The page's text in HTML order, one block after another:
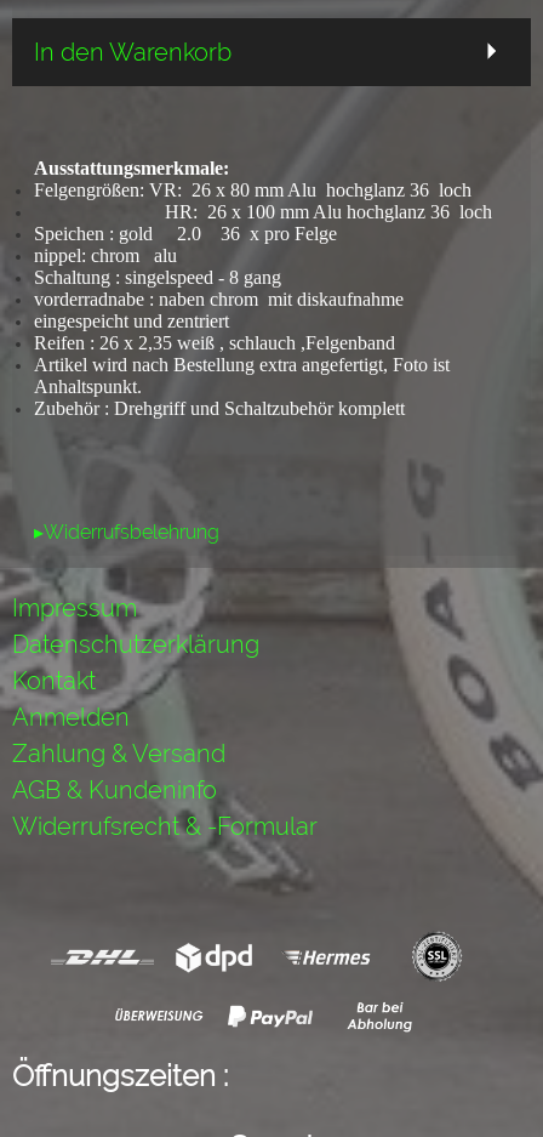
In den Warenkorb
Ausstattungsmerkmale:
Felgengrößen: VR: 26 x 80 mm Alu hochglanz 36 loch
HR: 26 x 100 mm Alu hochglanz 36 loch
Speichen : gold 2.0 36 x pro Felge
nippel: chrom alu
Schaltung : singelspeed - 8 gang
vorderradnabe : naben chrom mit diskaufnahme
eingespeicht und zentriert
Reifen : 26 x 2,35 weiß , schlauch ,Felgenband
Artikel wird nach Bestellung extra angefertigt, Foto ist
Anhaltspunkt.
Zubehör : Drehgriff und Schaltzubehör komplett
▸Widerrufsbelehrung
Impressum
Datenschutzerklärung
Kontakt
Anmelden
Zahlung & Versand
AGB & Kundeninfo
Widerrufsrecht & -Formular
Öffnungszeiten :